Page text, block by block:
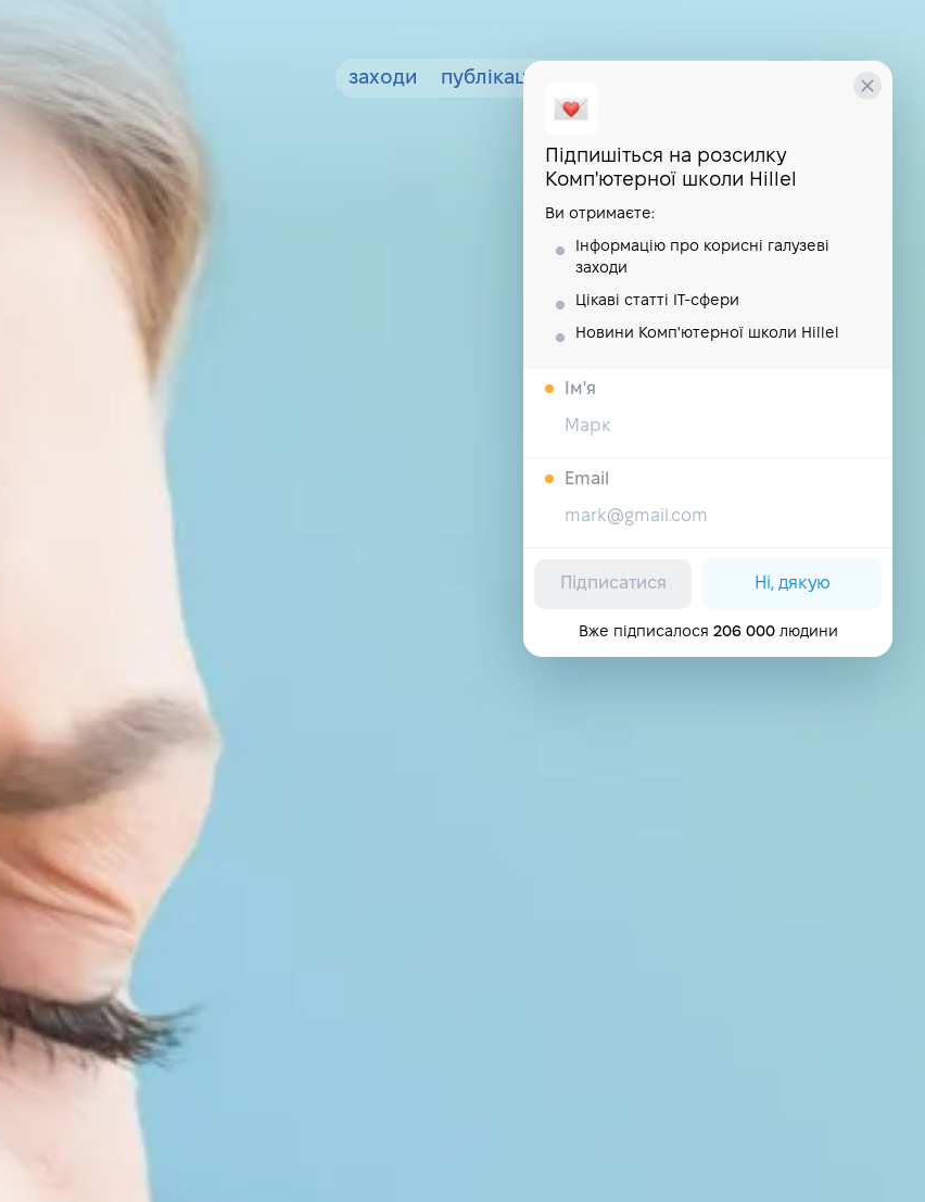
заходи публікації
Підпишіться на розсилку
Комп'ютерної школи Hillel
Ви отримаєте:
Інформацію про корисні галузеві
заходи
Цікаві статті IT-сфери
Новини Комп'ютерної школи Hillel
Iм'я
Email
Підписатися Ні, дякую
Вже підписалося 206 000людини